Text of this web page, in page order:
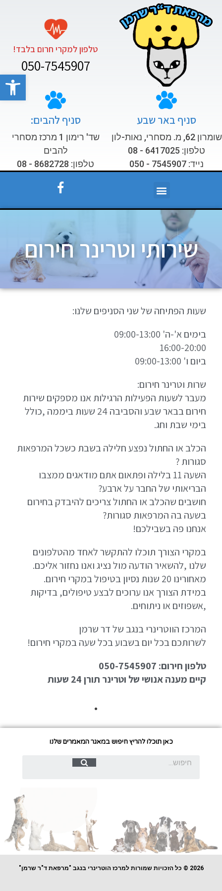
פתח
טלפון למקרי חרום בלבד!
050-7545907
סניף באר שבע
שומרון 62, מ. מסחרי, נאות-לון
טלפון: 6417025 - 08
נייד: 7545907 - 050
סניף להבים:
שד' רימון 1 מרכז מסחרי
להבים
טלפון: 8682728 - 08
שירותי וטרינר חירום
שעות הפתיחה של שני הסניפים שלנו:
בימים א'-ה' 09:00-13:00
16:00-20:00
ביום ו' 09:00-13:00
שרות וטרינר חירום:
מעבר לשעות הפעילות הרגילות אנו מספקים שירות
חירום בבאר שבע והסביבה 24 שעות ביממה ,כולל
בימי שבת וחג.
הכלב או החתול נפצע חלילה בשבת כשכל המרפאות
סגורות ?
השעה 11 בלילה ופתאום אתם מודאגים ממצבו
הבריאותי של החבר על ארבע?
חושבים שהכלב או החתול צריכים להיבדק בחירום
בשעה בה המרפאות סגורות?
אנחנו פה בשבילכם!
במקרי הצורך תוכלו להתקשר לאחד מהטלפונים
שלנו ,להשאיר הודעה מול נציג ואנו נחזור אליכם.
מאחורינו 20 שנות נסיון בטיפול במקרי חירום.
במידת הצורך אנו ערוכים לבצע טיפולים, בדיקות
,אשפוזים או ניתוחים.
המרכז הווטרינרי בנגב של דר שרמן
לשרותכם בכל יום בשבוע בכל שעה במקרי חירום!
טלפון חירום: 050-7545907
קיים מענה אנושי של וטרינר תורן 24 שעות
כאן תוכלו להריץ חיפוש במאגר המאמרים שלנו
2026 © כל הזכויות שמורות למרכז הוטרינרי בנגב "מרפאת ד"ר שרמן"